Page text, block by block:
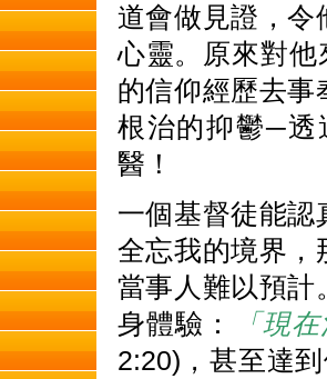
道會做見證，令
心靈。原來對
的信仰經歷去事
根治的抑鬱─透
醫！
一個基督徒能認
全忘我的境界，
當事人難以預計
身體驗：
「現
2:20)，甚至達